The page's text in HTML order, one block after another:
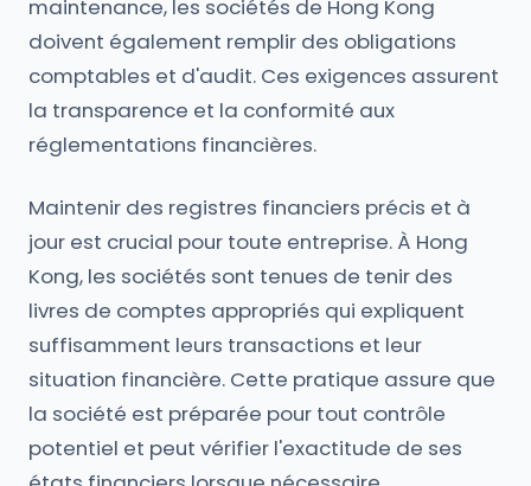
maintenance, les sociétés de Hong Kong
doivent également remplir des obligations
comptables et d'audit. Ces exigences assurent
la transparence et la conformité aux
réglementations financières.
Maintenir des registres financiers précis et à
jour est crucial pour toute entreprise. À Hong
Kong, les sociétés sont tenues de tenir des
livres de comptes appropriés qui expliquent
suffisamment leurs transactions et leur
situation financière. Cette pratique assure que
la société est préparée pour tout contrôle
potentiel et peut vérifier l'exactitude de ses